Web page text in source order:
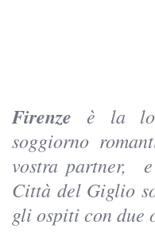
Firenze è la
soggiorno
vostra partner,
Città del Giglio
gli ospiti con due